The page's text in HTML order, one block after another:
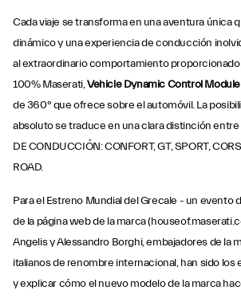
Cada viaje se transforma en una aventura única
dinámico y una experiencia de conducción
al extraordinario comportamiento
100% Maserati,Vehicle Dynamic Control
de 360° que ofrece sobre el automóvil. La
absoluto se traduce en una clara distinción
DE CONDUCCIÓN: CONFORT, GT, SPORT,
ROAD.
Para el Estreno Mundial del Grecale - un evento
de la página web de la marca
Angelis y Alessandro Borghi, embajadores de la
italianos de renombre internacional, han sido los
y explicar cómo el nuevo modelo de la marca